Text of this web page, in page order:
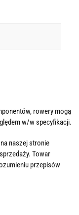
rowery mogą
w/w specyfikacji.
naszej stronie
Towar
przepisów